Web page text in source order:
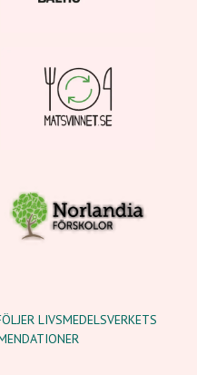
LIVSMEDELSVERKETS